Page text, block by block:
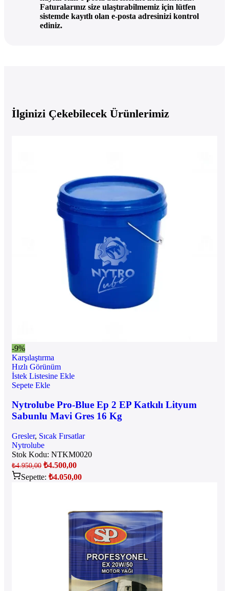
Faturalarınız size ulaştırabilmemiz için lütfen
sistemde kayıtlı olan e-posta adresinizi kontrol
ediniz.
İlginizi Çekebilecek Ürünlerimiz
-9%
Karşılaştırma
Hızlı Görünüm
İstek Listesine Ekle
Sepete Ekle
Nytrolube Pro-Blue Ep 2 EP Katkılı Lityum
Sabunlu Mavi Gres 16 Kg
Gresler, Sıcak Fırsatlar
Nytrolube
Stok Kodu: NTKM0020
₺4.950,00 ₺4.500,00
Sepette: ₺4.050,00